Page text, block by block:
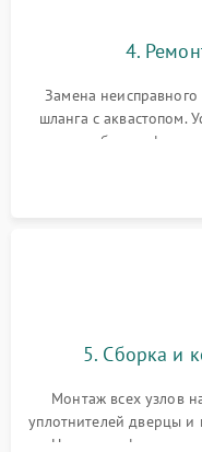
4.
Замена неисправного
шланга с аквастопом.
патрубках и
управления,
5. Сборка и
Монтаж всех узлов
уплотнителей дверцы и
Надежная фиксация